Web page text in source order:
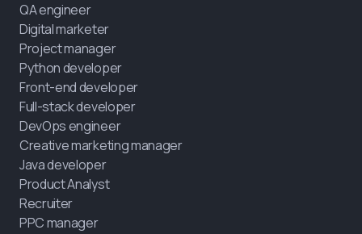
QA engineer
Digital marketer
Project manager
Python developer
Front-end developer
Full-stack developer
DevOps engineer
Creative marketing manager
Java developer
Product Analyst
Recruiter
PPC manager